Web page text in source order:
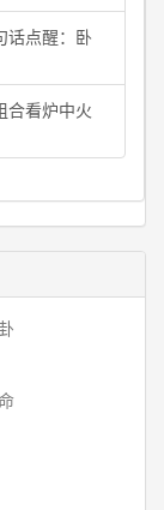
话点醒：卧
合看炉中火